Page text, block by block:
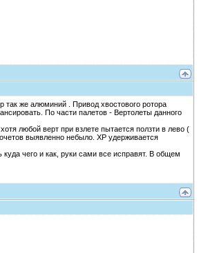
же алюминий . Привод хвостового ротора
По части палетов - Вертолеты данного
любой верт при взлете пытается ползти в лево (
выявленно небыло. ХР удерживается
чего и как, руки сами все исправят. В общем